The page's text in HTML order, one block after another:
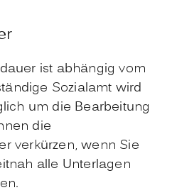
ist abhängig vom
Sozialamt wird
um die Bearbeitung
die
verkürzen, wenn Sie
alle Unterlagen